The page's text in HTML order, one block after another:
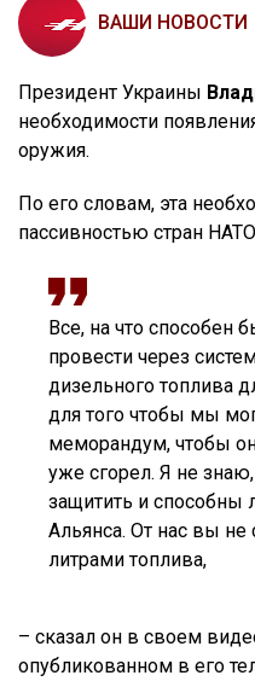
ВАШИ НОВОСТИ
Президент Украины
необходимости
оружия.
По его словам, эта
пассивностью стран
Все, на что способен
провести через
дизельного топлива
для того чтобы мы
меморандум, чтобы
уже сгорел. Я не
защитить и способны
Альянса. От нас вы не
литрами топлива,
– сказал он в своем
опубликованном в его